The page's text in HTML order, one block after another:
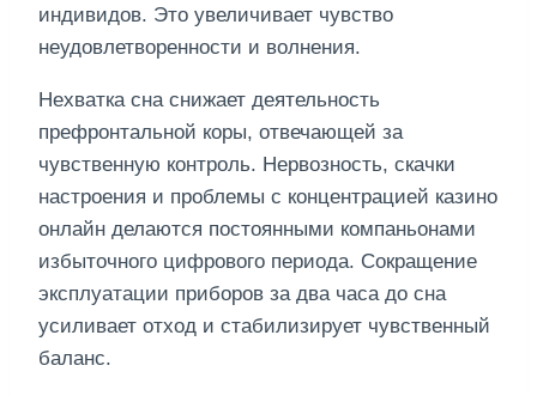
индивидов. Это увеличивает чувство
неудовлетворенности и волнения.
Нехватка сна снижает деятельность
префронтальной коры, отвечающей за
чувственную контроль. Нервозность, скачки
настроения и проблемы с концентрацией казино
онлайн делаются постоянными компаньонами
избыточного цифрового периода. Сокращение
эксплуатации приборов за два часа до сна
усиливает отход и стабилизирует чувственный
баланс.